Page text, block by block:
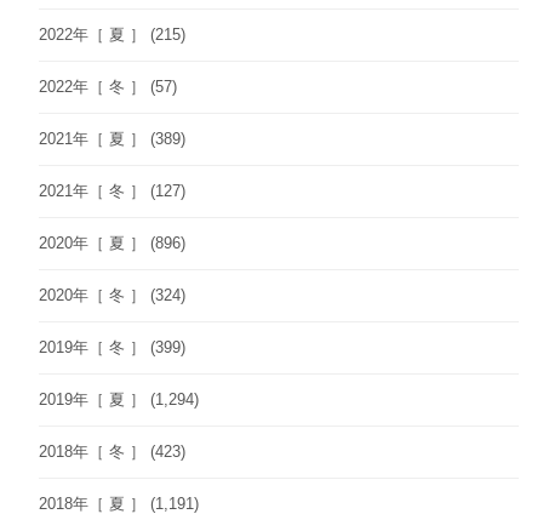
2022年［ 夏 ］ (215)
2022年［ 冬 ］ (57)
2021年［ 夏 ］ (389)
2021年［ 冬 ］ (127)
2020年［ 夏 ］ (896)
2020年［ 冬 ］ (324)
2019年［ 冬 ］ (399)
2019年［ 夏 ］ (1,294)
2018年［ 冬 ］ (423)
2018年［ 夏 ］ (1,191)